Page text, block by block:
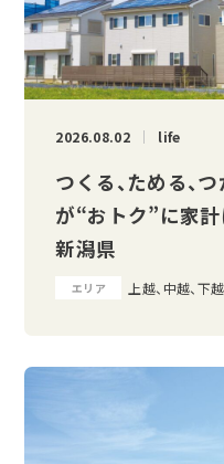
2026.08.02 life
つくる、ためる、
が“おトク”に家計
新潟県
エリア 上越、中越、下